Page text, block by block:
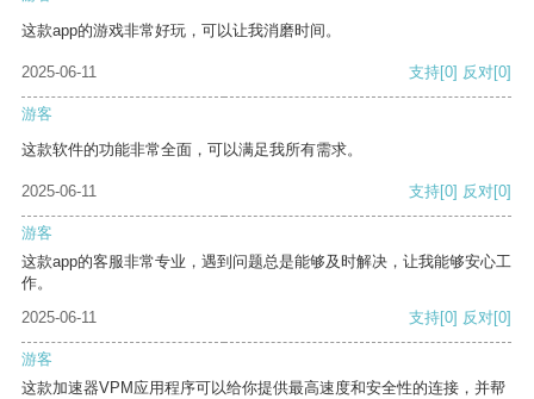
这款app的游戏非常好玩，可以让我消磨时间。
2025-06-11 支持[0] 反对[0]
游客
这款软件的功能非常全面，可以满足我所有需求。
2025-06-11 支持[0] 反对[0]
游客
这款app的客服非常专业，遇到问题总是能够及时解决，让我能够安心工
作。
2025-06-11
支持[0] 反对[0]
游客
这款加速器VPM应用程序可以给你提供最高速度和安全性的连接，并帮